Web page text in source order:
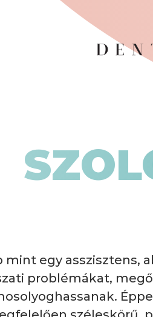
egy asszisztens,
​​problémákat,